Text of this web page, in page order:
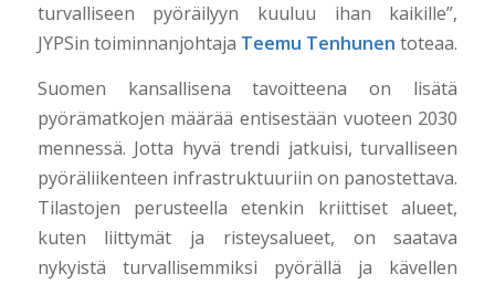
turvalliseen pyöräilyyn kuuluu ihan kaikille”,
JYPSin toiminnanjohtaja Teemu Tenhunen toteaa.
Suomen kansallisena tavoitteena on lisätä
pyörämatkojen määrää entisestään vuoteen 2030
mennessä. Jotta hyvä trendi jatkuisi, turvalliseen
pyöräliikenteen infrastruktuuriin on panostettava.
Tilastojen perusteella etenkin kriittiset alueet,
kuten liittymät ja risteysalueet, on saatava
nykyistä turvallisemmiksi pyörällä ja kävellen